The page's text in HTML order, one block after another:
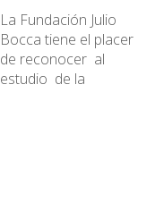
La Fundación Julio
Bocca tiene el placer
de reconocer al
estudio de la